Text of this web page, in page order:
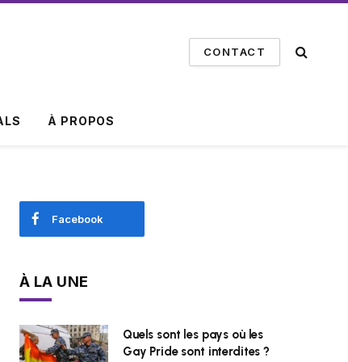
CONTACT
À PROPOS
Facebook
À LA UNE
Quels sont les pays où les
Gay Pride sont interdites ?